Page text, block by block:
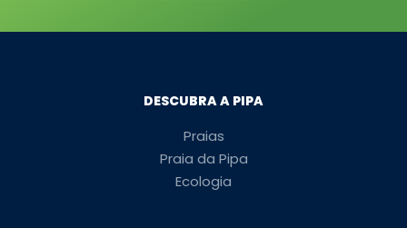
DESCUBRA A PIPA
Praias
Praia da Pipa
Ecologia